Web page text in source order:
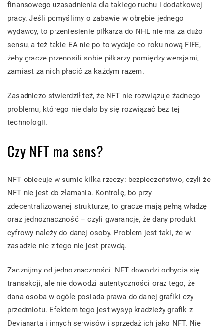
finansowego uzasadnienia dla takiego ruchu i dodatkowej
pracy. Jeśli pomyślimy o zabawie w obrębie jednego
wydawcy, to przeniesienie piłkarza do NHL nie ma za dużo
sensu, a też takie EA nie po to wydaje co roku nową FIFE,
żeby gracze przenosili sobie piłkarzy pomiędzy wersjami,
zamiast za nich płacić za każdym razem.
Zasadniczo stwierdził też, że NFT nie rozwiązuje żadnego
problemu, którego nie dało by się rozwiązać bez tej
technologii.
Czy NFT ma sens?
NFT obiecuje w sumie kilka rzeczy: bezpieczeństwo, czyli że
NFT nie jest do złamania. Kontrolę, bo przy
zdecentralizowanej strukturze, to gracze mają pełną władzę
oraz jednoznaczność – czyli gwarancje, że dany produkt
cyfrowy należy do danej osoby. Problem jest taki, że w
zasadzie nic z tego nie jest prawdą.
Zacznijmy od jednoznaczności. NFT dowodzi odbycia się
transakcji, ale nie dowodzi autentyczności oraz tego, że
dana osoba w ogóle posiada prawa do danej grafiki czy
przedmiotu. Efektem tego jest wysyp kradzieży grafik z
Devianarta i innych serwisów i sprzedaż ich jako NFT. Nie